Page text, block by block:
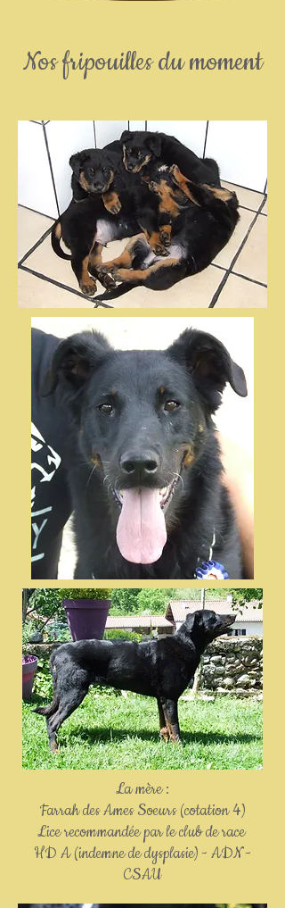
Nos fripouilles du moment
La mère :
Farrah des Ames Soeurs (cotation 4)
Lice recommandée par le club de race
HD A (indemne de dysplasie) - ADN -
CSAU